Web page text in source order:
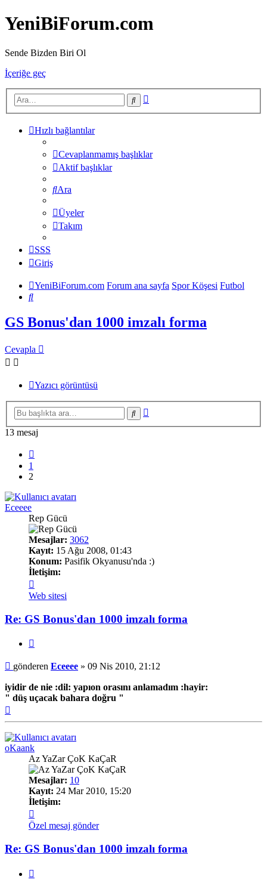
YeniBiForum.com
Sende Bizden Biri Ol
İçeriğe geç
Ara
Hızlı bağlantılar
Cevaplanmamış başlıklar
Aktif başlıklar
Ara
Üyeler
Takım
SSS
Giriş
YeniBiForum.com Forum ana sayfa Spor Köşesi Futbol
Ara
GS Bonus'dan 1000 imzalı forma
Cevapla
Yazıcı görüntüsü
Ara
13 mesaj
1
2
Eceeee
Rep Gücü
Mesajlar: 3062
Kayıt: 15 Ağu 2008, 01:43
Konum: Pasifik Okyanusu'nda :)
İletişim:
Eceeee
Web sitesi
Re: GS Bonus'dan 1000 imzalı forma
Mesaj
gönderen Eceeee » 09 Nis 2010, 21:12
iyidir de nie :dil: yapıon orasını anlamadım :hayir:
" düş uçacak bahara doğru "
oKaank
Az YaZar ÇoK KaÇaR
Mesajlar: 10
Kayıt: 24 Mar 2010, 15:20
İletişim:
oKaank
Özel mesaj gönder
Re: GS Bonus'dan 1000 imzalı forma